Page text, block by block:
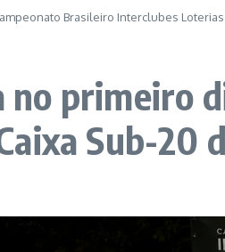
Brasileiro Interclubes
no primeiro
Sub-20